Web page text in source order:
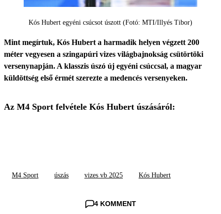
Kós Hubert egyéni csúcsot úszott (Fotó: MTI/Illyés Tibor)
Mint megírtuk, Kós Hubert a harmadik helyen végzett 200
méter vegyesen a szingapúri vizes világbajnokság csütörtöki
versenynapján. A klasszis úszó új egyéni csúccsal, a magyar
küldöttség első érmét szerezte a medencés versenyeken.
Az M4 Sport felvétele Kós Hubert úszásáról:
M4 Sport úszás vizes vb 2025 Kós Hubert
4 KOMMENT